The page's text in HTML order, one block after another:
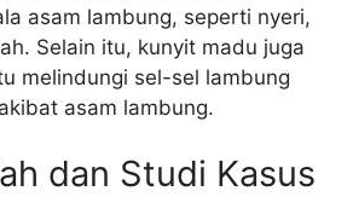
asam lambung, seperti nyeri,
Selain itu, kunyit madu juga
melindungi sel-sel lambung
asam lambung.
dan Studi Kasus